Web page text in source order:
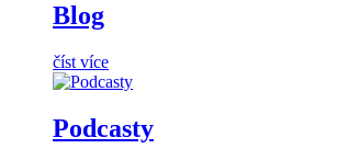
Blog
číst více
Podcasty